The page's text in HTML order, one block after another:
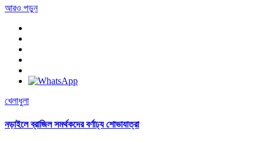
আরও পড়ুন
খেলাধুলা
নড়াইলে ব্রাজিল সমর্থকদের বর্ণাঢ্য শোভাযাত্রা